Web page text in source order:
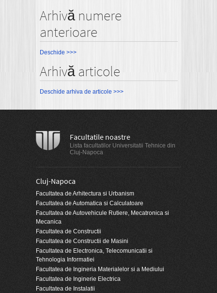
Arhivă numere
anterioare
Deschide >>>
Arhivă articole
Deschide arhiva de articole >>>
Facultatile noastre
Lista facultatilor Universitatii Tehnice din
Cluj-Napoca
Cluj-Napoca
Facultatea de Arhitectura si Urbanism
Facultatea de Automatica si Calculatoare
Facultatea de Autovehicule Rutiere, Mecatronica si
Mecanica
Facultatea de Constructii
Facultatea de Constructii de Masini
Facultatea de Electronica, Telecomunicatii si
Tehnologia Informatiei
Facultatea de Ingineria Materialelor si a Mediului
Facultatea de Inginerie Electrica
Facultatea de Instalatii